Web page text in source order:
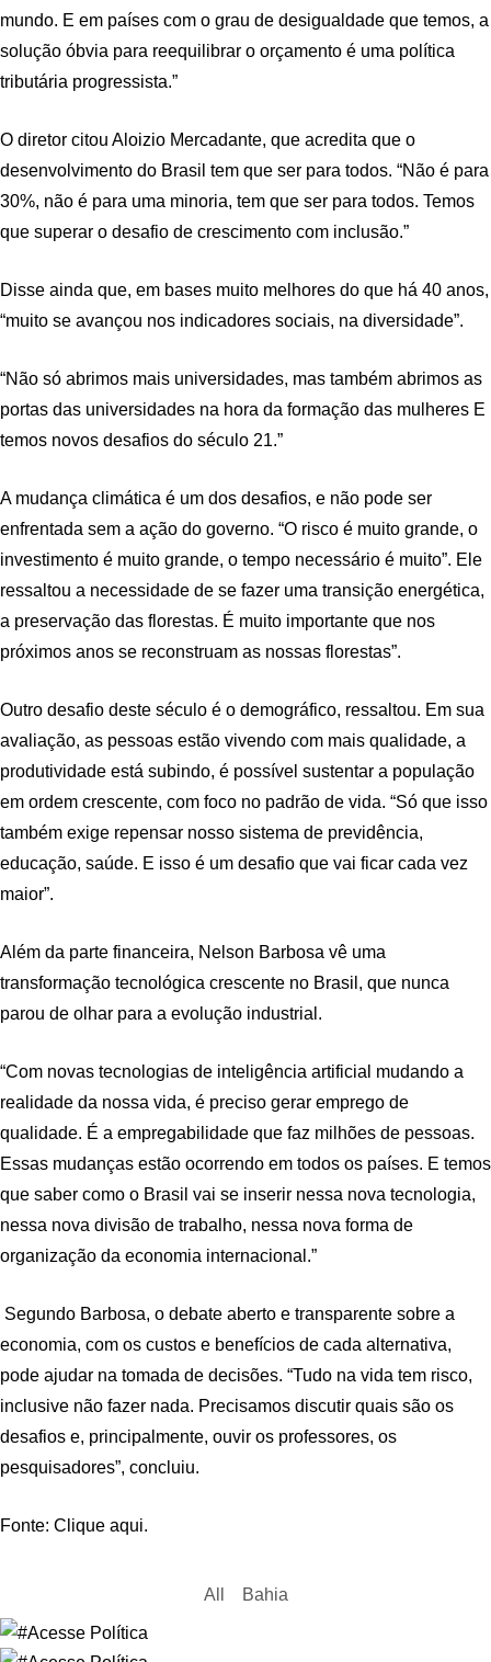
mundo. E em países com o grau de desigualdade que temos, a
solução óbvia para reequilibrar o orçamento é uma política
tributária progressista.”
O diretor citou Aloizio Mercadante, que acredita que o
desenvolvimento do Brasil tem que ser para todos. “Não é para
30%, não é para uma minoria, tem que ser para todos. Temos
que superar o desafio de crescimento com inclusão.”
Disse ainda que, em bases muito melhores do que há 40 anos,
“muito se avançou nos indicadores sociais, na diversidade”.
“Não só abrimos mais universidades, mas também abrimos as
portas das universidades na hora da formação das mulheres E
temos novos desafios do século 21.”
A mudança climática é um dos desafios, e não pode ser
enfrentada sem a ação do governo. “O risco é muito grande, o
investimento é muito grande, o tempo necessário é muito”. Ele
ressaltou a necessidade de se fazer uma transição energética,
a preservação das florestas. É muito importante que nos
próximos anos se reconstruam as nossas florestas”.
Outro desafio deste século é o demográfico, ressaltou. Em sua
avaliação, as pessoas estão vivendo com mais qualidade, a
produtividade está subindo, é possível sustentar a população
em ordem crescente, com foco no padrão de vida. “Só que isso
também exige repensar nosso sistema de previdência,
educação, saúde. E isso é um desafio que vai ficar cada vez
maior”.
Além da parte financeira, Nelson Barbosa vê uma
transformação tecnológica crescente no Brasil, que nunca
parou de olhar para a evolução industrial.
“Com novas tecnologias de inteligência artificial mudando a
realidade da nossa vida, é preciso gerar emprego de
qualidade. É a empregabilidade que faz milhões de pessoas.
Essas mudanças estão ocorrendo em todos os países. E temos
que saber como o Brasil vai se inserir nessa nova tecnologia,
nessa nova divisão de trabalho, nessa nova forma de
organização da economia internacional.”
Segundo Barbosa, o debate aberto e transparente sobre a
economia, com os custos e benefícios de cada alternativa,
pode ajudar na tomada de decisões. “Tudo na vida tem risco,
inclusive não fazer nada. Precisamos discutir quais são os
desafios e, principalmente, ouvir os professores, os
pesquisadores”, concluiu.
Fonte: Clique aqui.
All Bahia